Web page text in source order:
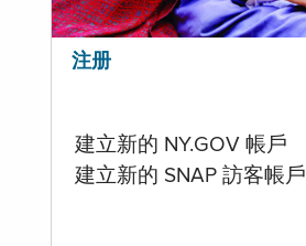
注册
建立新的 NY.GOV 帳戶
建立新的 SNAP 訪客帳戶